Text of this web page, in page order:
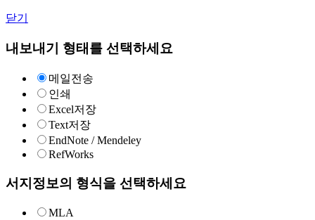
닫기
내보내기 형태를 선택하세요
메일전송
인쇄
Excel저장
Text저장
EndNote / Mendeley
RefWorks
서지정보의 형식을 선택하세요
MLA